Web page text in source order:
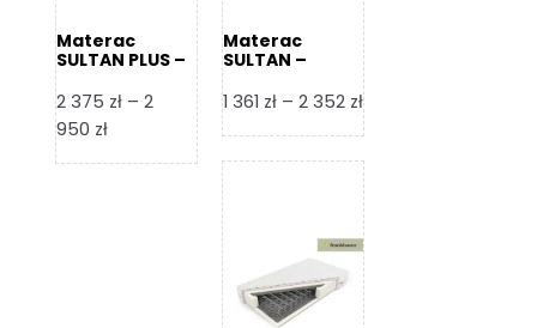
Materac
SULTAN PLUS –
2 375 zł – 2
950 złZakres
Materac
SULTAN –
1 361 zł – 2 352 złZakres
cen:
od
1
361 zł
do
2
352 zł